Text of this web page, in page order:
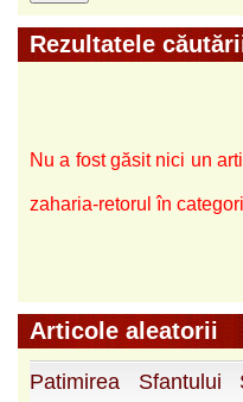
Rezultatele
Nu a fost găsit nici un
zaharia-retorul în
Articole aleatorii
Patimirea Sfantului